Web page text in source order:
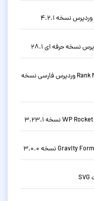
دانلود افزونه سئو حرفه ای رنک مث Rank Math Pro وردپرس فارسی نسخه